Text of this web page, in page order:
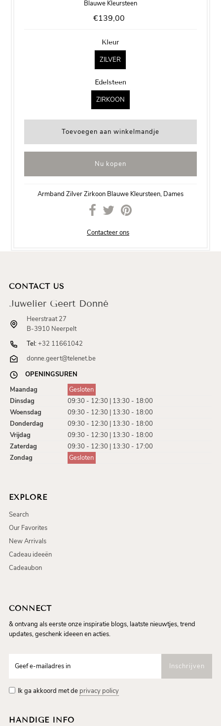
Blauwe Kleursteen
€139,00
Kleur
ZILVER
Edelsteen
ZIRKOON
Nu kopen
Armband Zilver Zirkoon Blauwe Kleursteen, Dames
Contacteer ons
CONTACT US
Juwelier Geert Donné
Heerstraat 27
B-3910 Neerpelt
Tel:+32 11661042
donne.geert@telenet.be
OPENINGSUREN
Maandag
Gesloten
Dinsdag
09:30 - 12:30 | 13:30 - 18:00
Woensdag
09:30 - 12:30 | 13:30 - 18:00
Donderdag
09:30 - 12:30 | 13:30 - 18:00
Vrijdag
09:30 - 12:30 | 13:30 - 18:00
Zaterdag
09:30 - 12:30 | 13:30 - 17:00
Zondag
Gesloten
EXPLORE
Search
Our Favorites
New Arrivals
Cadeau ideeën
Cadeaubon
CONNECT
& ontvang als eerste onze inspiratie blogs, laatste nieuwtjes, trend
updates, geschenk ideeen en acties.
Ik ga akkoord met de privacy policy
HANDIGE INFO